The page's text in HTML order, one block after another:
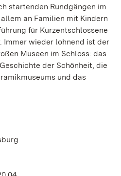
startenden Rundgängen im
an Familien mit Kindern
für Kurzentschlossene
Immer wieder lohnend ist der
Museen im Schloss: das
der Schönheit, die
und das